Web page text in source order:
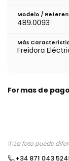
Modelo /
489.0093
Más
Freidora
Formas de pago
La foto puede
+34 871 043 524